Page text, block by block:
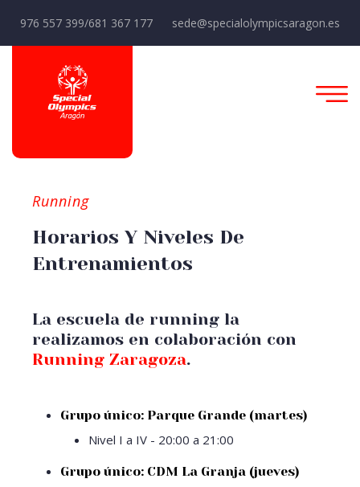
976 557 399/681 367 177 sede@specialolympicsaragon.es
Running
Horarios Y Niveles De
Entrenamientos
La escuela de running la
realizamos en colaboración con
Running Zaragoza.
Grupo único: Parque Grande (martes)
Nivel I a IV - 20:00 a 21:00
Grupo único: CDM La Granja (jueves)